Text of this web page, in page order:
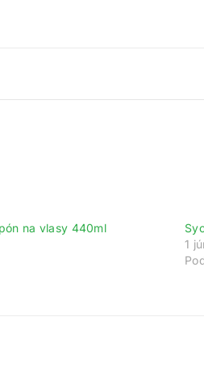
na vlasy 440ml
1